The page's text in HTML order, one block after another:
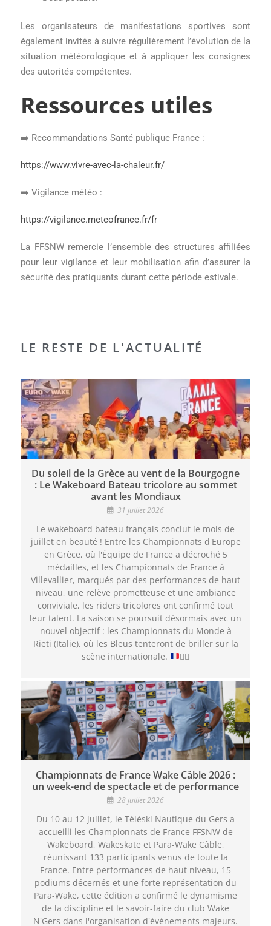
Les organisateurs de manifestations sportives sont
également invités à suivre régulièrement l’évolution de la
situation météorologique et à appliquer les consignes
des autorités compétentes.
Ressources utiles
➡️ Recommandations Santé publique France :
https://www.vivre-avec-la-chaleur.fr/
➡️ Vigilance météo :
https://vigilance.meteofrance.fr/fr
La FFSNW remercie l’ensemble des structures affiliées
pour leur vigilance et leur mobilisation afin d’assurer la
sécurité des pratiquants durant cette période estivale.
LE RESTE DE L'ACTUALITÉ
Du soleil de la Grèce au vent de la Bourgogne
: Le Wakeboard Bateau tricolore au sommet
avant les Mondiaux
31 juillet 2026
Le wakeboard bateau français conclut le mois de
juillet en beauté ! Entre les Championnats d'Europe
en Grèce, où l'Équipe de France a décroché 5
médailles, et les Championnats de France à
Villevallier, marqués par des performances de haut
niveau, une relève prometteuse et une ambiance
conviviale, les riders tricolores ont confirmé tout
leur talent. La saison se poursuit désormais avec un
nouvel objectif : les Championnats du Monde à
Rieti (Italie), où les Bleus tenteront de briller sur la
scène internationale.
🏄‍♂️
Championnats de France Wake Câble 2026 :
un week-end de spectacle et de performance
28 juillet 2026
Du 10 au 12 juillet, le Téléski Nautique du Gers a
accueilli les Championnats de France FFSNW de
Wakeboard, Wakeskate et Para-Wake Câble,
réunissant 133 participants venus de toute la
France. Entre performances de haut niveau, 15
podiums décernés et une forte représentation du
Para-Wake, cette édition a confirmé le dynamisme
de la discipline et le savoir-faire du club Wake
N'Gers dans l'organisation d'événements majeurs.